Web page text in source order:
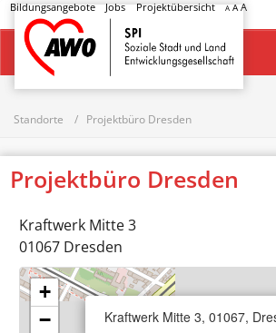
Bildungsangebote Jobs Projektübersicht A AA
Startseite
Standorte Projektbüro Dresden
Projektbüro Dresden
Kraftwerk Mitte 3
01067 Dresden
Kraftwerk Mitte 3, 01067,
+
−